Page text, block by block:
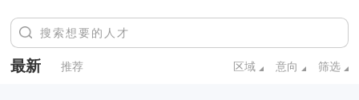
最新 推荐 区域 意向 筛选